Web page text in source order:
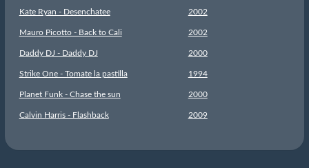
Kate Ryan - Desenchatee 2002
Mauro Picotto - Back to Cali 2002
Daddy DJ - Daddy DJ 2000
Strike One - Tomate la pastilla 1994
Planet Funk - Chase the sun 2000
Calvin Harris - Flashback 2009